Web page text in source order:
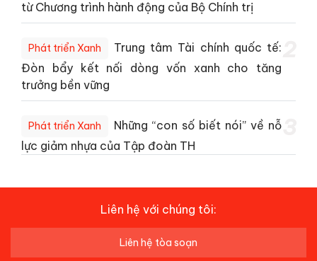
từ Chương trình hành động của Bộ Chính trị
Phát triển Xanh
Trung tâm Tài chính quốc tế:
Đòn bẩy kết nối dòng vốn xanh cho tăng
trưởng bền vững
Phát triển Xanh
Những “con số biết nói” về nỗ
lực giảm nhựa của Tập đoàn TH
Liên hệ với chúng tôi:
Liên hệ tòa soạn